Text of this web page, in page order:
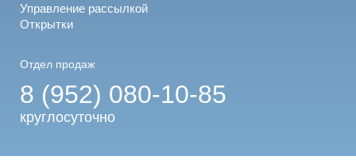
Управление рассылкой
Открытки
Отдел продаж
8 (952) 080-10-85
круглосуточно